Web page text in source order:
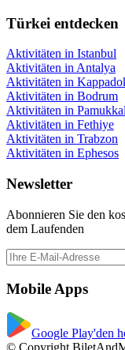
Türkei entdecken
Aktivitäten in Istanbul
Aktivitäten in Antalya
Aktivitäten in
Aktivitäten in Bodrum
Aktivitäten in
Aktivitäten in Fethiye
Aktivitäten in Trabzon
Aktivitäten in Ephesos
Newsletter
Abonnieren Sie den
dem Laufenden
Mobile Apps
Google Play'den